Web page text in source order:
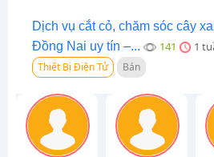
Dịch vụ cắt cỏ, chăm sóc cây
Đồng Nai uy tín –...
141 1
Thiết Bị Điện Tử Bán